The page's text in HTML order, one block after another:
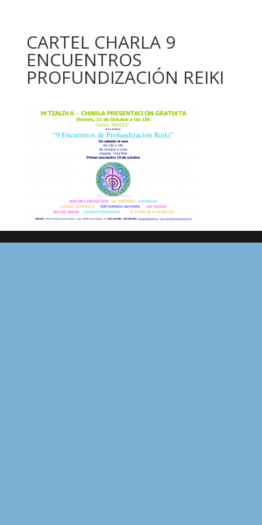
CARTEL CHARLA 9
ENCUENTROS
PROFUNDIZACIÓN REIKI